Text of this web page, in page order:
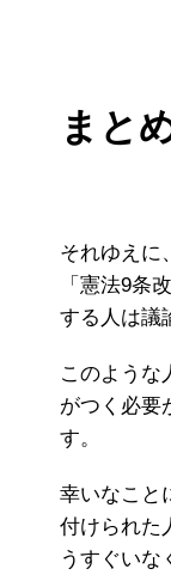
まと
それゆえに
「憲法9条
する人は議
このような
がつく必要
す。
幸いなこと
付けられた
うすぐいな